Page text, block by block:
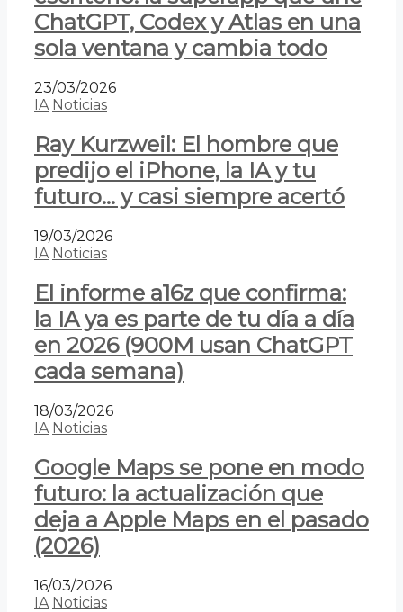
ChatGPT, Codex y Atlas en una
sola ventana y cambia todo
23/03/2026
IA Noticias
Ray Kurzweil: El hombre que
predijo el iPhone, la IA y tu
futuro… y casi siempre acertó
19/03/2026
IA Noticias
El informe a16z que confirma:
la IA ya es parte de tu día a día
en 2026 (900M usan ChatGPT
cada semana)
18/03/2026
IA Noticias
Google Maps se pone en modo
futuro: la actualización que
deja a Apple Maps en el pasado
(2026)
16/03/2026
IA Noticias